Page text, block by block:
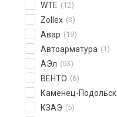
WTE (12)
Zollex (3)
Авар (19)
Автоарматура (1)
АЭл (53)
ВЕНТО (6)
Каменец-Подольск
КЗАЭ (5)